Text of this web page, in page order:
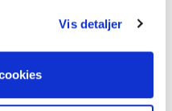
Vis detaljer